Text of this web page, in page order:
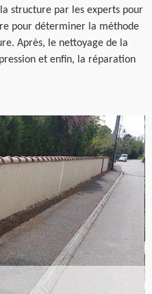
structure par les experts pour
pour déterminer la méthode
Après, le nettoyage de la
et enfin, la réparation